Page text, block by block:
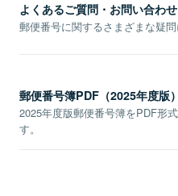
よくあるご質問・お問い合わせ
郵便番号に関するさまざまな疑問
郵便番号簿PDF（2025年度版）
2025年度版郵便番号簿をPDF形
す。